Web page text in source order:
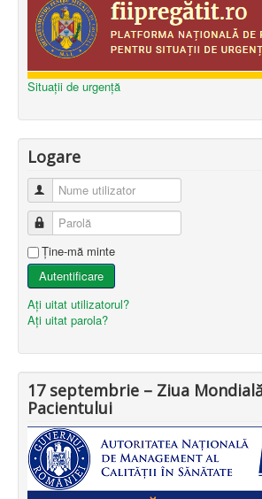
Situații de urgență
Logare
Nume utilizator
Parolă
Ţine-mă minte
Autentificare
Aţi uitat utilizatorul?
Aţi uitat parola?
17 septembrie – Ziua
Pacientului